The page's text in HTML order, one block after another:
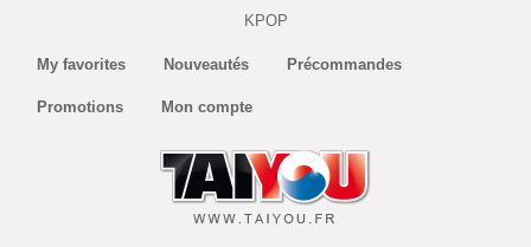
KPOP
My favorites Nouveautés Précommandes
Promotions Mon compte